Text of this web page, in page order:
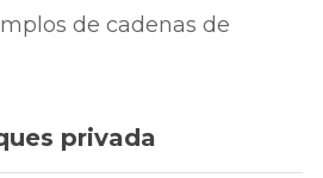
de cadenas de
privada